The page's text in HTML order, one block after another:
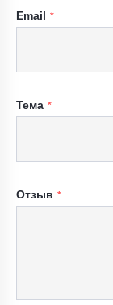
Email
Тема
Отзыв